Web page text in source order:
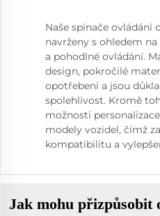
Naše spínače ovládání
navrženy s ohledem
a pohodlné ovládání.
design, pokročilé
opotřebení a jsou
spolehlivost. Kromě
možnosti
modely vozidel, čímž
kompatibilitu a
Jak mohu přizpůsobit